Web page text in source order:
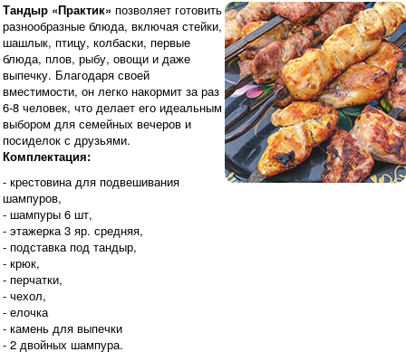
Тандыр «Практик» позволяет готовить
разнообразные блюда, включая стейки,
шашлык, птицу, колбаски, первые
блюда, плов, рыбу, овощи и даже
выпечку. Благодаря своей
вместимости, он легко накормит за раз
6-8 человек, что делает его идеальным
выбором для семейных вечеров и
посиделок с друзьями.
Комплектация:
- крестовина для подвешивания
шампуров,
- шампуры 6 шт,
- этажерка 3 яр. средняя,
- подставка под тандыр,
- крюк,
- перчатки,
- чехол,
- елочка
- камень для выпечки
- 2 двойных шампура.